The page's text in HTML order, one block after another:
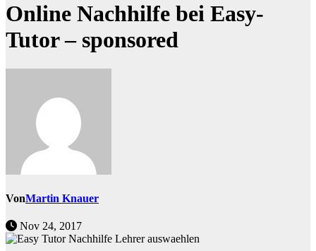
Online Nachhilfe bei Easy-
Tutor – sponsored
VonMartin Knauer
Nov 24, 2017